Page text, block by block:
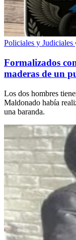
Policiales y Judiciales
Formalizados
maderas de un
Los dos hombres
Maldonado había
una baranda.